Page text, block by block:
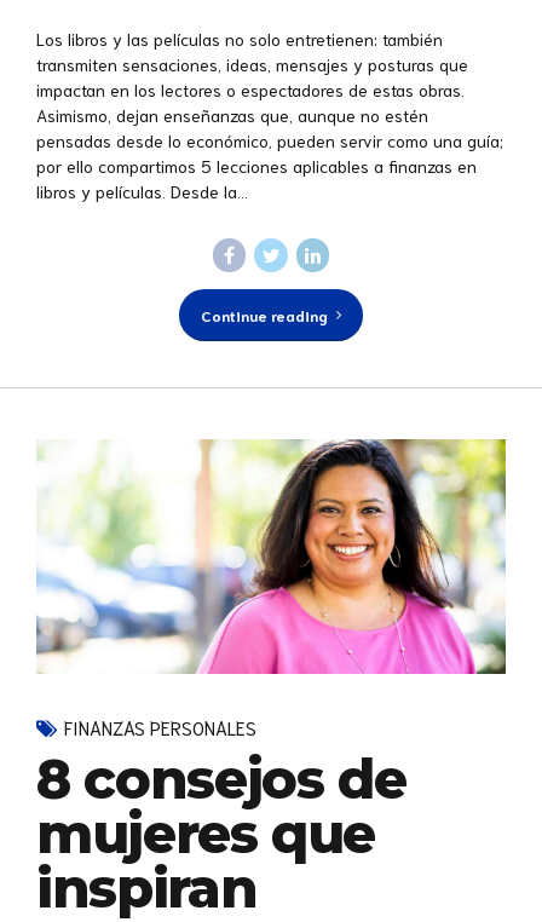
Los libros y las películas no solo entretienen: también
transmiten sensaciones, ideas, mensajes y posturas que
impactan en los lectores o espectadores de estas obras.
Asimismo, dejan enseñanzas que, aunque no estén
pensadas desde lo económico, pueden servir como una guía;
por ello compartimos 5 lecciones aplicables a finanzas en
libros y películas. Desde la...
Continue reading
FINANZAS PERSONALES
8 consejos de
mujeres que
inspiran